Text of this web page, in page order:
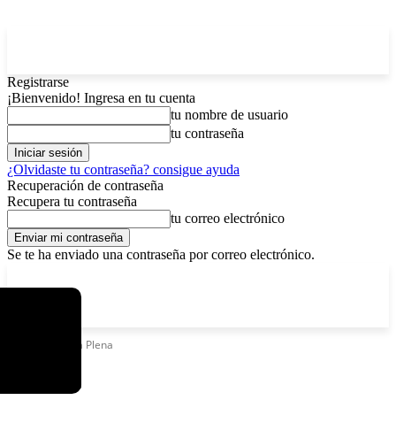
Registrarse
¡Bienvenido! Ingresa en tu cuenta
tu nombre de usuario
tu contraseña
¿Olvidaste tu contraseña? consigue ayuda
Recuperación de contraseña
Recupera tu contraseña
tu correo electrónico
Se te ha enviado una contraseña por correo electrónico.
Sala Plena